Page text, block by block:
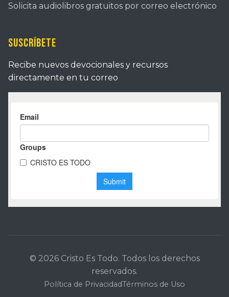
Solicita audiolibros gratuitos por correo electrónico
Suscríbete
Recibe nuevos devocionales y recursos
directamente en tu correo
© 2026 Cristo Es Todo. Todos los derechos
reservados.
Política de PrivacidadTérminos de Uso